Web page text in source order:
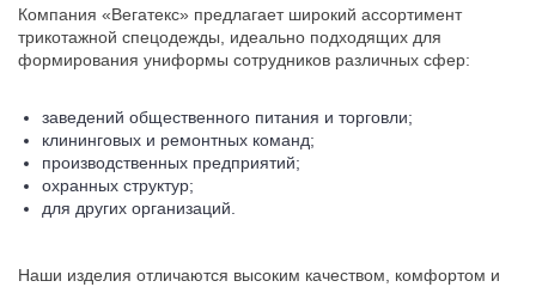
Компания «Вегатекс» предлагает широкий ассортимент
трикотажной спецодежды, идеально подходящих для
формирования униформы сотрудников различных сфер:
заведений общественного питания и торговли;
клининговых и ремонтных команд;
производственных предприятий;
охранных структур;
для других организаций.
Наши изделия отличаются высоким качеством, комфортом и